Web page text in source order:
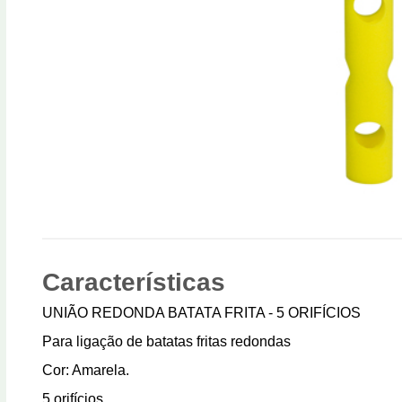
Características
UNIÃO REDONDA BATATA FRITA - 5 ORIFÍCIOS
Para ligação de batatas fritas redondas
Cor: Amarela.
5 orifícios.